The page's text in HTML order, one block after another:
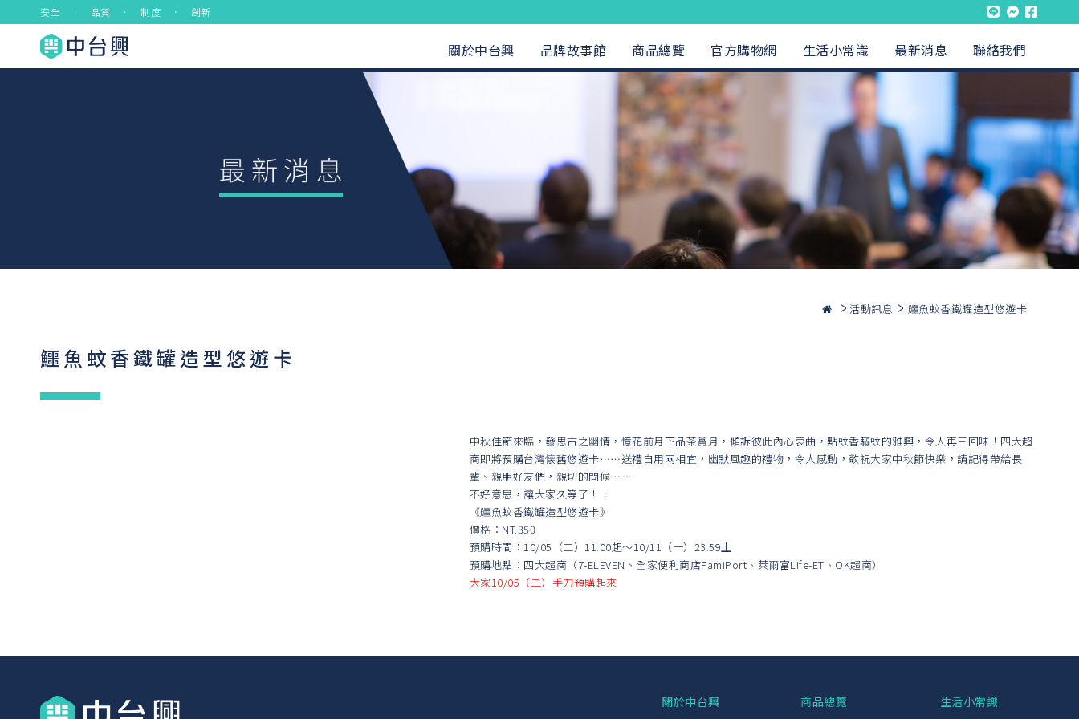
安全 ． 品質 ． 制度 ． 創新
關於中台興 品牌故事館 商品總覽 官方購物網 生活小常識 最新消息 聯絡我們
活動訊息 鱷魚蚊香鐵罐造型悠遊卡
鱷魚蚊香鐵罐造型悠遊卡
中秋佳節來臨，發思古之幽情，憶花前月下品茶賞月，傾訴彼此內心衷曲，點蚊香驅蚊的雅興，令人再三回味！四大超
商即將預購台灣懐舊悠遊卡⋯⋯送禮自用兩相宜，幽默風趣的禮物，令人感動，敬祝大家中秋節快樂，請記得帶給長
輩、親朋好友們，親切的問候⋯⋯
不好意思，讓大家久等了！！
《鱷魚蚊香鐵罐造型悠遊卡》
價格：NT.350
預購時間：10/05（二）11:00起～10/11（一）23:59止
預購地點：四大超商（7-ELEVEN、全家便利商店FamiPort、萊爾富Life-ET、OK超商）
大家10/05（二）手刀預購起來
關於中台興 商品總覽 生活小常識